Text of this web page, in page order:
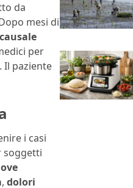
da
mesi di
per
. Il paziente
i casi
soggetti
, dolori